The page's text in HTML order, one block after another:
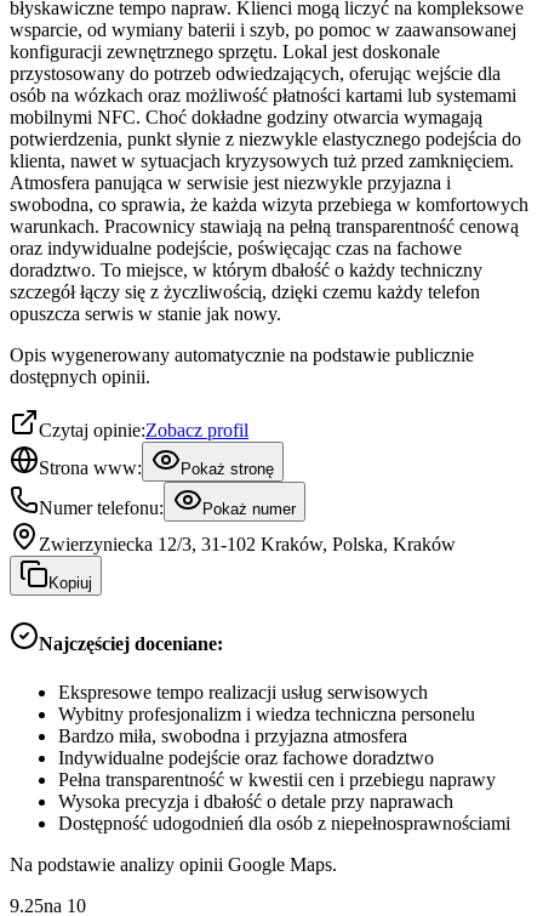
błyskawiczne tempo napraw. Klienci mogą liczyć na kompleksowe
wsparcie, od wymiany baterii i szyb, po pomoc w zaawansowanej
konfiguracji zewnętrznego sprzętu. Lokal jest doskonale
przystosowany do potrzeb odwiedzających, oferując wejście dla
osób na wózkach oraz możliwość płatności kartami lub systemami
mobilnymi NFC. Choć dokładne godziny otwarcia wymagają
potwierdzenia, punkt słynie z niezwykle elastycznego podejścia do
klienta, nawet w sytuacjach kryzysowych tuż przed zamknięciem.
Atmosfera panująca w serwisie jest niezwykle przyjazna i
swobodna, co sprawia, że każda wizyta przebiega w komfortowych
warunkach. Pracownicy stawiają na pełną transparentność cenową
oraz indywidualne podejście, poświęcając czas na fachowe
doradztwo. To miejsce, w którym dbałość o każdy techniczny
szczegół łączy się z życzliwością, dzięki czemu każdy telefon
opuszcza serwis w stanie jak nowy.
Opis wygenerowany automatycznie na podstawie publicznie
dostępnych opinii.
Czytaj opinie:Zobacz profil
Strona www:
Pokaż stronę
Numer telefonu: Pokaż numer
Zwierzyniecka 12/3, 31-102 Kraków, Polska, Kraków
Kopiuj
Najczęściej doceniane:
Ekspresowe tempo realizacji usług serwisowych
Wybitny profesjonalizm i wiedza techniczna personelu
Bardzo miła, swobodna i przyjazna atmosfera
Indywidualne podejście oraz fachowe doradztwo
Pełna transparentność w kwestii cen i przebiegu naprawy
Wysoka precyzja i dbałość o detale przy naprawach
Dostępność udogodnień dla osób z niepełnosprawnościami
Na podstawie analizy opinii Google Maps.
9.25na 10